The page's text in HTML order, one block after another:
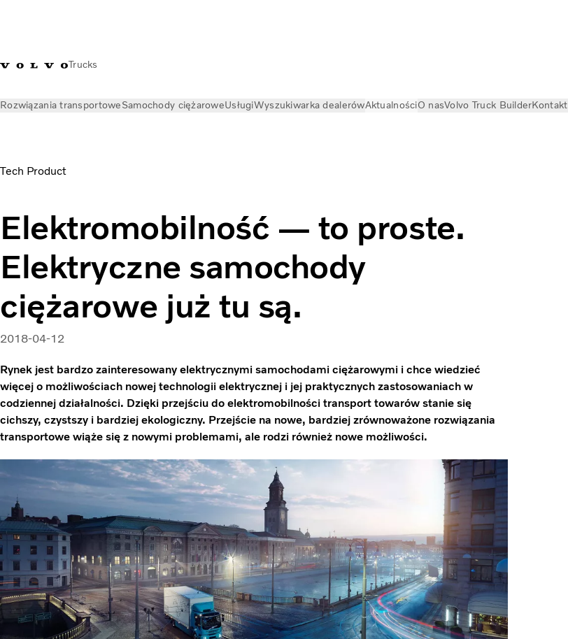
Trucks
Rozwiązania transportoweSamochody ciężaroweUsługiWyszukiwarka dealerówAktualnościO nasVolvo Truck BuilderKontakt
Tech Product
Elektromobilność — to proste.
Elektryczne samochody
ciężarowe już tu są.
2018-04-12
Rynek jest bardzo zainteresowany elektrycznymi samochodami ciężarowymi i chce wiedzieć
więcej o możliwościach nowej technologii elektrycznej i jej praktycznych zastosowaniach w
codziennej działalności. Dzięki przejściu do elektromobilności transport towarów stanie się
cichszy, czystszy i bardziej ekologiczny. Przejście na nowe, bardziej zrównoważone rozwiązania
transportowe wiąże się z nowymi problemami, ale rodzi również nowe możliwości.